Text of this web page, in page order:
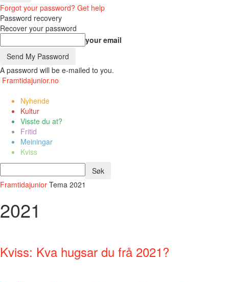
Forgot your password? Get help
Password recovery
Recover your password
your email
A password will be e-mailed to you.
Framtidajunior.no
Nyhende
Kultur
Visste du at?
Fritid
Meiningar
Kviss
Framtidajunior Tema 2021
2021
Kviss: Kva hugsar du frå 2021?